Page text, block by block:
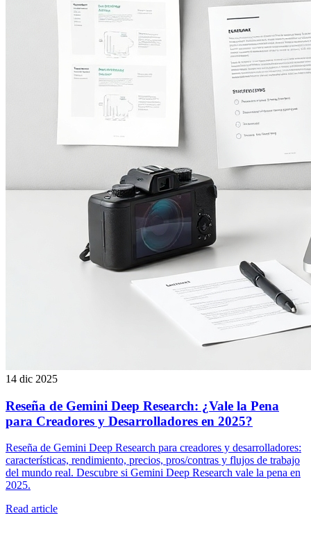
14 dic 2025
Reseña de Gemini Deep Research: ¿Vale la Pena
para Creadores y Desarrolladores en 2025?
Reseña de Gemini Deep Research para creadores y desarrolladores:
características, rendimiento, precios, pros/contras y flujos de trabajo
del mundo real. Descubre si Gemini Deep Research vale la pena en
2025.
Read article